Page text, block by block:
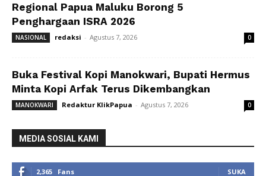
Regional Papua Maluku Borong 5
Penghargaan ISRA 2026
NASIONAL redaksi - Agustus 7, 2026 0
Buka Festival Kopi Manokwari, Bupati Hermus
Minta Kopi Arfak Terus Dikembangkan
MANOKWARI Redaktur KlikPapua - Agustus 7, 2026 0
MEDIA SOSIAL KAMI
2,365 Fans SUKA